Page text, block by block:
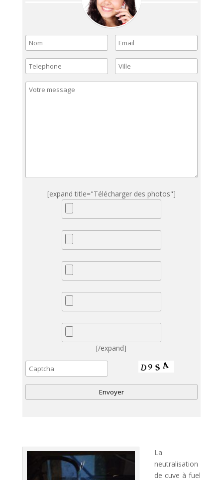
[expand title="Télécharger des photos"]
[/expand]
t
La
neutralisation
de cuve à fuel